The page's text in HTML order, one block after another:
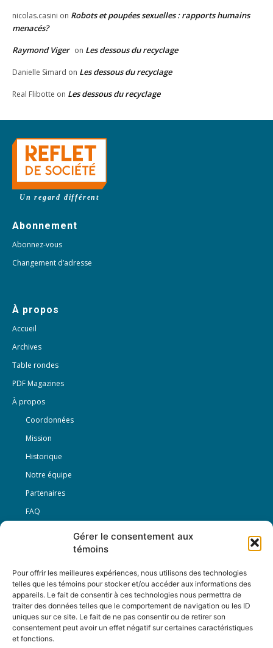
Gérer le consentement aux
témoins
Pour offrir les meilleures expériences, nous utilisons des technologies
telles que les témoins pour stocker et/ou accéder aux informations des
appareils. Le fait de consentir à ces technologies nous permettra de
traiter des données telles que le comportement de navigation ou les ID
uniques sur ce site. Le fait de ne pas consentir ou de retirer son
consentement peut avoir un effet négatif sur certaines caractéristiques
et fonctions.
nicolas.casini on Robots et poupées sexuelles : rapports humains
menacés?
Raymond Viger on Les dessous du recyclage
Danielle Simard on Les dessous du recyclage
Real Flibotte on Les dessous du recyclage
Un regard différent
Abonnement
Abonnez-vous
Changement d’adresse
À propos
Accueil
Archives
Table rondes
PDF Magazines
À propos
Coordonnées
Mission
Historique
Notre équipe
Partenaires
FAQ
Conditions générales
Nous Suivre